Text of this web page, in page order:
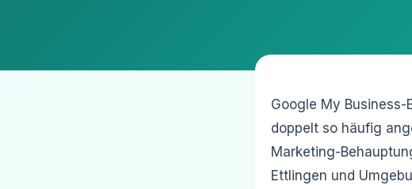
Google My
doppelt so häufig
Marketing-
Ettlingen und